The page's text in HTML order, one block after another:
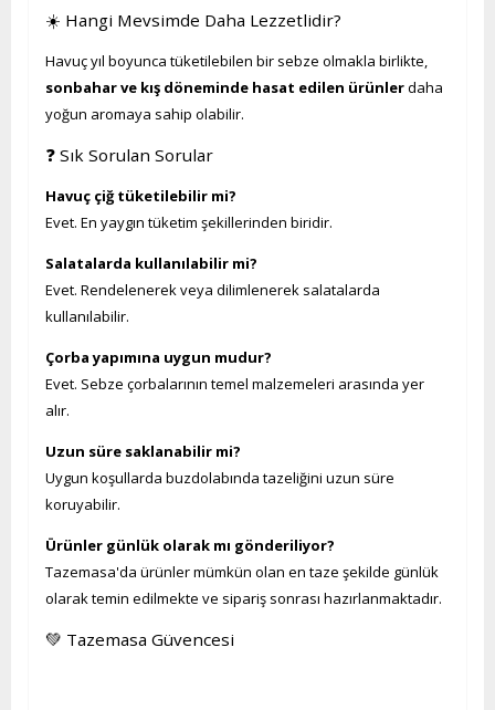
☀️ Hangi Mevsimde Daha Lezzetlidir?
Havuç yıl boyunca tüketilebilen bir sebze olmakla birlikte,
sonbahar ve kış döneminde hasat edilen ürünlerdaha
yoğun aromaya sahip olabilir.
❓ Sık Sorulan Sorular
Havuç çiğ tüketilebilir mi?
Evet. En yaygın tüketim şekillerinden biridir.
Salatalarda kullanılabilir mi?
Evet. Rendelenerek veya dilimlenerek salatalarda
kullanılabilir.
Çorba yapımına uygun mudur?
Evet. Sebze çorbalarının temel malzemeleri arasında yer
alır.
Uzun süre saklanabilir mi?
Uygun koşullarda buzdolabında tazeliğini uzun süre
koruyabilir.
Ürünler günlük olarak mı gönderiliyor?
Tazemasa'da ürünler mümkün olan en taze şekilde günlük
olarak temin edilmekte ve sipariş sonrası hazırlanmaktadır.
💚 Tazemasa Güvencesi